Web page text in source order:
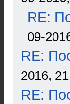
RE:
09-
RE:
2016,
RE: